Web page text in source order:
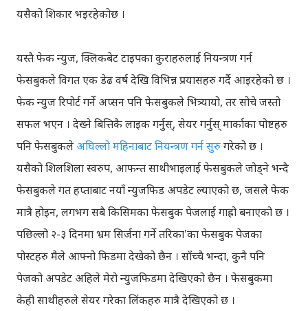
यसैको शिकार भइरहेकोछ ।
यस्तै फेक न्युज, क्लिकबेट टाइपका कुराहरुलाई नियन्त्रण गर्न
फेसबुकले विगत एक डेढ वर्ष देखि विभिन्न प्रयासहरु गर्दै आइरहेको छ ।
फेक न्युज रिपोर्ट गर्ने अप्सन पनि फेसबुकले भित्र्यायो, तर सोचे जस्तो
सफल भएन । देख्ने बित्तिकै लाइक गर्नुस्, सेयर गर्नुस् मार्काका पोष्टहरु
पनि फेसबुकले अघिल्लो महिनाबाट नियन्त्रण गर्न सुरुगरेको छ ।
यसैको शिलशिला स्वरुप, आफन्त साथीभाइलाई फेसबुकले जोड्ने भन्दै
फेसबुकले गत हप्ताबाट नयाँ न्युजफिड अपडेट ल्याएको छ, जसले फेक
मात्रै होइन, लगभग सबै किसिमका फेसबुक पेजलाई गाह्रो बनाएको छ ।
पछिल्लो २-३ दिनमा भ्रम सिर्जना गर्ने तरिका'का फेसबुक पेजका
पोस्टहरु मैले आफ्नो फिडमा देखेको छैन । साँच्चै भन्दा, कुनै पनि
पेजको अपडेट अहिले मेरो न्युजफिडमा देखिएको छैन । फेसबुकमा
केही साथीहरुले सेयर गरेका लिंकहरु मात्रै देखिएको छ ।